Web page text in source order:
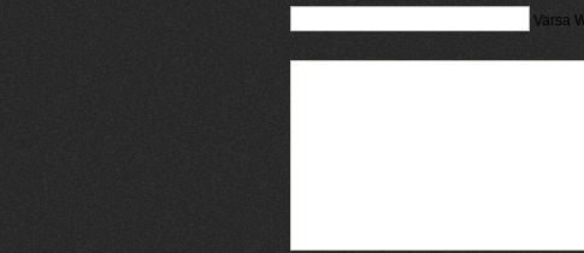
Varsa